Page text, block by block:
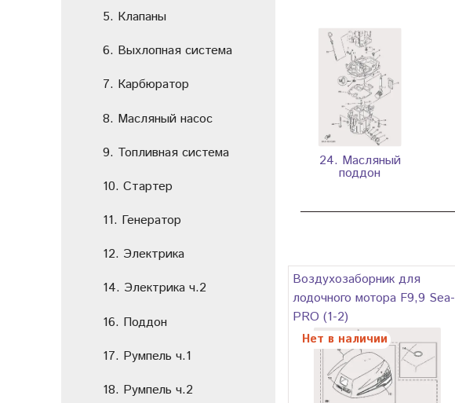
24. Масляный
поддон
Воздухозаборник для
лодочного мотора F9,9 Sea-
PRO (1-2)
Нет в наличии
5. Клапаны
6. Выхлопная система
7. Карбюратор
8. Масляный насос
9. Топливная система
10. Стартер
11. Генератор
12. Электрика
14. Электрика ч.2
16. Поддон
17. Румпель ч.1
18. Румпель ч.2